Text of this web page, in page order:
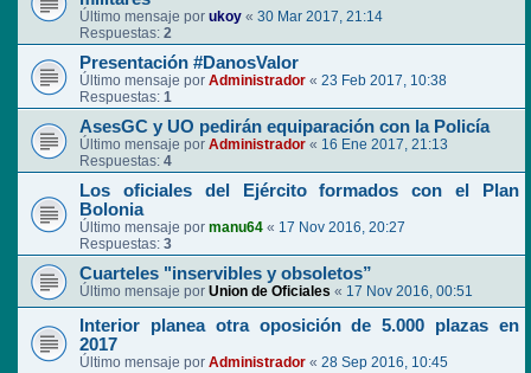
Último mensaje por ukoy « 30 Mar 2017, 21:14
Respuestas: 2
Presentación #DanosValor
Último mensaje por Administrador « 23 Feb 2017, 10:38
Respuestas: 1
AsesGC y UO pedirán equiparación con la Policía
Último mensaje por Administrador « 16 Ene 2017, 21:13
Respuestas: 4
Los oficiales del Ejército formados con el Plan
Bolonia
Último mensaje por manu64 « 17 Nov 2016, 20:27
Respuestas: 3
Cuarteles "inservibles y obsoletos”
Último mensaje por Union de Oficiales « 17 Nov 2016, 00:51
Interior planea otra oposición de 5.000 plazas en
2017
Último mensaje por Administrador « 28 Sep 2016, 10:45